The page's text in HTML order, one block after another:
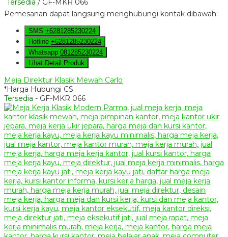
Tersedia / GF-MKR 066
Pemesanan dapat langsung menghubungi kontak dibawah:
SMS +6281285230224
Hotline +6281285230224
Whatsapp 081285230224
Lihat Detail Produk
Meja Direktur Klasik Mewah Carlo
*Harga Hubungi CS
Tersedia - GF-MKR 066